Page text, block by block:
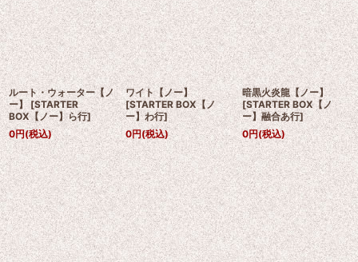
ルート・ウォーター【ノ
ー】 [STARTER
BOX【ノー】ら行]
0円(税込)
ワイト【ノー】
[STARTER BOX【ノ
ー】わ行]
0円(税込)
暗黒火炎龍【ノー】
[STARTER BOX【ノ
ー】融合あ行]
0円(税込)